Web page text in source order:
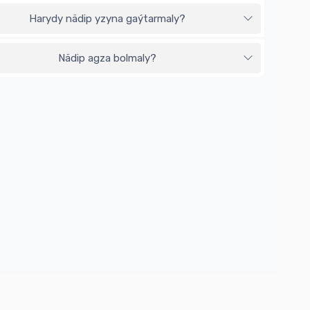
Harydy nädip yzyna gaýtarmaly?
Nädip agza bolmaly?